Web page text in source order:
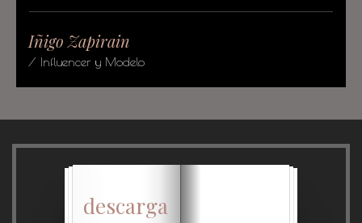
Iñigo Zapirain
/ Influencer y Modelo
descarga